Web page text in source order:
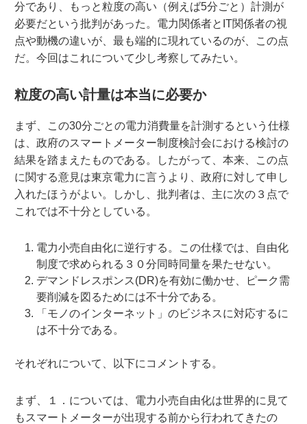
分であり、もっと粒度の高い（例えば5分ごと）計測が
必要だという批判があった。電力関係者とIT関係者の視
点や動機の違いが、最も端的に現れているのが、この点
だ。今回はこれについて少し考察してみたい。
粒度の高い計量は本当に必要か
まず、この30分ごとの電力消費量を計測するという仕様
は、政府のスマートメーター制度検討会における検討の
結果を踏まえたものである。したがって、本来、この点
に関する意見は東京電力に言うより、政府に対して申し
入れたほうがよい。しかし、批判者は、主に次の３点で
これでは不十分としている。
電力小売自由化に逆行する。この仕様では、自由化
制度で求められる３０分同時同量を果たせない。
デマンドレスポンス(DR)を有効に働かせ、ピーク需
要削減を図るためには不十分である。
「モノのインターネット」のビジネスに対応するに
は不十分である。
それぞれについて、以下にコメントする。
まず、１．については、電力小売自由化は世界的に見て
もスマートメーターが出現する前から行われてきたの